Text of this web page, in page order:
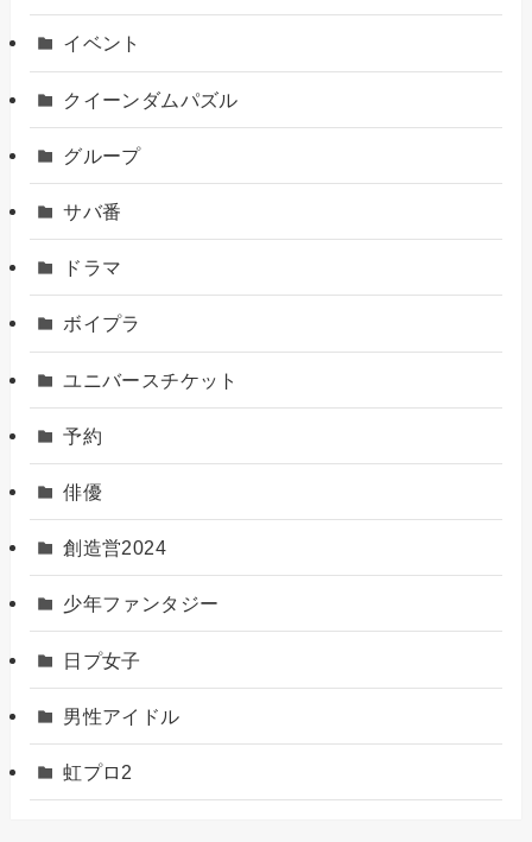
イベント
クイーンダムパズル
グループ
サバ番
ドラマ
ボイプラ
ユニバースチケット
予約
俳優
創造営2024
少年ファンタジー
日プ女子
男性アイドル
虹プロ2